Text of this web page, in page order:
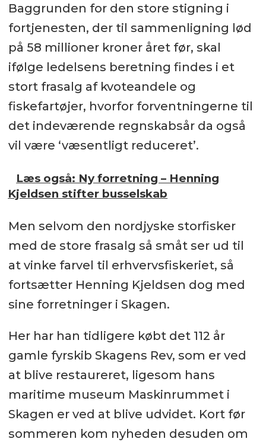
Baggrunden for den store stigning i
fortjenesten, der til sammenligning lød
på 58 millioner kroner året før, skal
ifølge ledelsens beretning findes i et
stort frasalg af kvoteandele og
fiskefartøjer, hvorfor forventningerne til
det indeværende regnskabsår da også
vil være ‘væsentligt reduceret’.
Læs også: Ny forretning – Henning
Kjeldsen stifter busselskab
Men selvom den nordjyske storfisker
med de store frasalg så småt ser ud til
at vinke farvel til erhvervsfiskeriet, så
fortsætter Henning Kjeldsen dog med
sine forretninger i Skagen.
Her har han tidligere købt det 112 år
gamle fyrskib Skagens Rev, som er ved
at blive restaureret, ligesom hans
maritime museum Maskinrummet i
Skagen er ved at blive udvidet. Kort før
sommeren kom nyheden desuden om